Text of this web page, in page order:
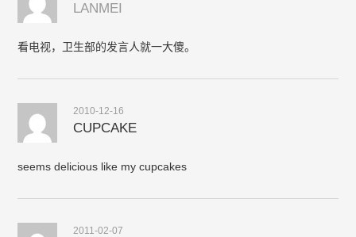
LANMEI
看电视，卫生部的发言人就一大傻。
2010-12-16
CUPCAKE
seems delicious like my cupcakes
2011-02-07